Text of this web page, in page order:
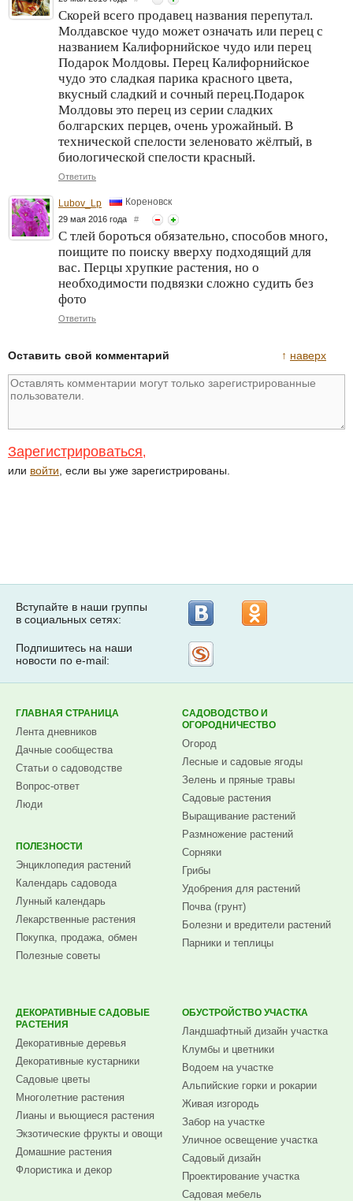
Скорей всего продавец названия перепутал.
Молдавское чудо может означать или перец с
названием Калифорнийское чудо или перец
Подарок Молдовы. Перец Калифорнийское
чудо это сладкая парика красного цвета,
вкусный сладкий и сочный перец.Подарок
Молдовы это перец из серии сладких
болгарских перцев, очень урожайный. В
технической спелости зеленовато жёлтый, в
биологической спелости красный.
Ответить
Lubov_Lp Кореновск
29 мая 2016 года #
С тлей бороться обязательно, способов много,
поищите по поиску вверху подходящий для
вас. Перцы хрупкие растения, но о
необходимости подвязки сложно судить без
фото
Ответить
↑ наверх
Оставить свой комментарий
Зарегистрироваться,
или войти , если вы уже зарегистрированы.
Вступайте в наши группы
в социальных сетях:
Подпишитесь на наши
новости по e-mail:
ГЛАВНАЯ СТРАНИЦА
Лента дневников
Дачные сообщества
Статьи о садоводстве
Вопрос-ответ
Люди
ПОЛЕЗНОСТИ
Энциклопедия растений
Календарь садовода
Лунный календарь
Лекарственные растения
Покупка, продажа, обмен
Полезные советы
САДОВОДСТВО И
ОГОРОДНИЧЕСТВО
Огород
Лесные и садовые ягоды
Зелень и пряные травы
Садовые растения
Выращивание растений
Размножение растений
Сорняки
Грибы
Удобрения для растений
Почва (грунт)
Болезни и вредители растений
Парники и теплицы
ДЕКОРАТИВНЫЕ САДОВЫЕ
РАСТЕНИЯ
Декоративные деревья
Декоративные кустарники
Садовые цветы
Многолетние растения
Лианы и вьющиеся растения
Экзотические фрукты и овощи
Домашние растения
Флористика и декор
ОБУСТРОЙСТВО УЧАСТКА
Ландшафтный дизайн участка
Клумбы и цветники
Водоем на участке
Альпийские горки и рокарии
Живая изгородь
Забор на участке
Уличное освещение участка
Садовый дизайн
Проектирование участка
Садовая мебель